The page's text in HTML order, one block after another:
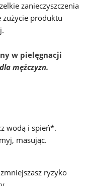
zanieczyszczenia
zużycie produktu
w pielęgnacji
mężczyzn.
wodą i spień*.
masując.
ryzyko